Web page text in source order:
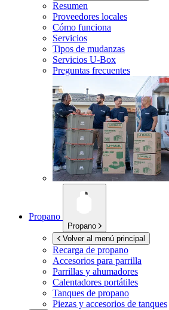
Resumen
Proveedores locales
Cómo funciona
Servicios
Tipos de mudanzas
Servicios U-Box
Preguntas frecuentes
Propano
Propano
Volver al menú principal
Recarga de propano
Accesorios para parrilla
Parrillas y ahumadores
Calentadores portátiles
Tanques de propano
Piezas y accesorios de tanques